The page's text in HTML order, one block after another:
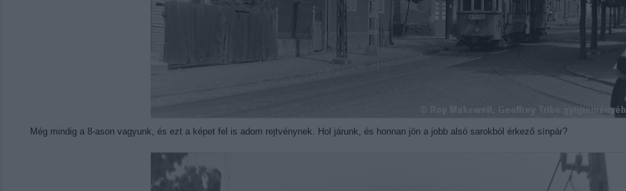
Még mindig a 8-ason vagyunk, és ezt a képet fel is adom rejtvénynek. Hol járunk, és honnan jön a jobb alsó sarokból érkező sínpár?